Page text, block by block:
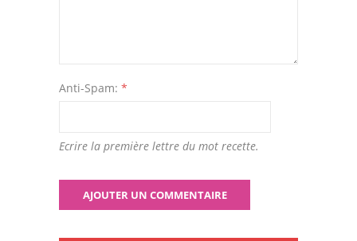
Anti-Spam: *
Ecrire la première lettre du mot recette.